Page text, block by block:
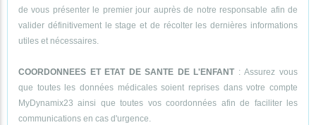
de vous présenter le premier jour auprès de notre responsable afin de
valider définitivement le stage et de récolter les dernières informations
utiles et nécessaires.
COORDONNEES ET ETAT DE SANTE DE L'ENFANT: Assurez vous
que toutes les données médicales soient reprises dans votre compte
MyDynamix23 ainsi que toutes vos coordonnées afin de faciliter les
communications en cas d'urgence.